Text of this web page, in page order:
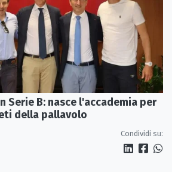
Serie B: nasce l'accademia per
della pallavolo
Condividi su: